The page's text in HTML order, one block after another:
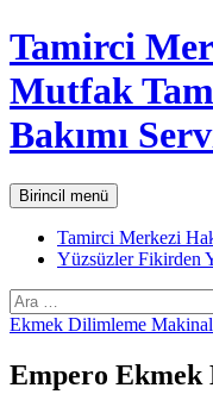
İçeriğe
atla
Tamirci
Mutfak
Bakımı
AraBirincil menü
Tamirci Merkezi
Yüzsüzler Fikirden
Arama:
Ekmek Dilimleme
Empero Ekmek